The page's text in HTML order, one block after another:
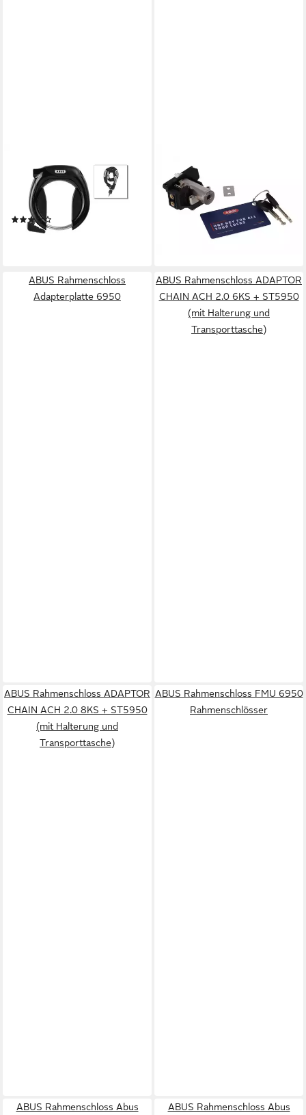
Rahmenschloss Pro Tectic
4960 -Set mit Kette, 85 cm
schwarz
55,40 €
Rahmenschloss ABUS
Schlossmodul Intube Akku
inkl. Zylinder - für Haibike &
Winora E-
ABUS Rahmenschloss
Adapterplatte 6950
ABUS Rahmenschloss ADAPTOR
CHAIN ACH 2.0 6KS + ST5950
(mit Halterung und
Transporttasche)
ABUS Rahmenschloss ADAPTOR
CHAIN ACH 2.0 8KS + ST5950
(mit Halterung und
Transporttasche)
ABUS Rahmenschloss FMU 6950
Rahmenschlösser
ABUS Rahmenschloss Abus
ABUS Rahmenschloss Abus